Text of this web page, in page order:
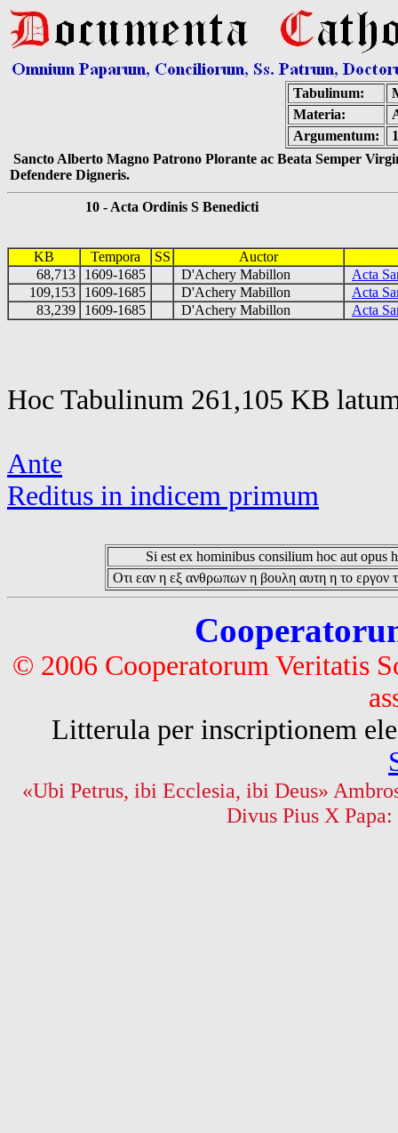
Tabulinum:
Materia:
Argumentum:
Sancto Alberto Magno Patrono Plorante ac Beata Semper
Defendere Digneris.
10 - Acta Ordinis S Benedicti
KB Tempora SS
Auctor
68,713
1609-1685 D'Achery Mabillon
Acta
109,153
1609-1685 D'Achery Mabillon
Acta
83,239
1609-1685 D'Achery Mabillon Acta
Hoc Tabulinum 261,105 KB
Ante
Reditus in indicem primum
Si est ex hominibus consilium hoc aut opus
Οτι εαν η εξ ανθρωπων η βουλη αυτη η το εργον
© 2006 Cooperatorum Veritatis
Litterula per inscriptionem
«Ubi Petrus, ibi Ecclesia, ibi Deus»
Divus Pius X Papa: